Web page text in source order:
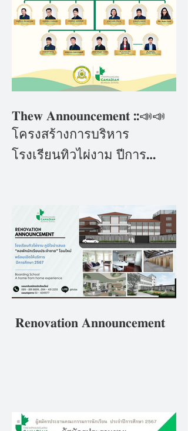
𝐓𝐡𝐞𝐰 𝐀𝐧𝐧𝐨𝐮𝐧𝐜𝐞𝐦𝐞𝐧𝐭 ::📣📣
โครงสร้างการบริหาร
โรงเรียนทิวไผ่งาม ปีการ
𝑩𝙚𝒔𝙩 𝙔𝒐𝙪 𝘾𝒂𝙣 𝘽𝒆 ดีที่สุดใน
แบบที่คุณเป็น"
𝐑𝐞𝐧𝐨𝐯𝐚𝐭𝐢𝐨𝐧 𝐀𝐧𝐧𝐨𝐮𝐧𝐜𝐞𝐦𝐞𝐧𝐭